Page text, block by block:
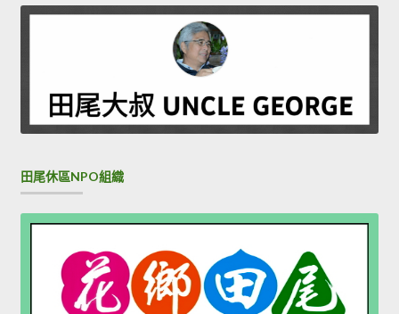
田尾休區NPO組織